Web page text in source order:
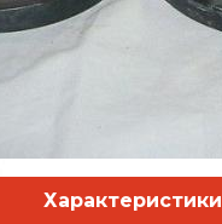
Характеристики